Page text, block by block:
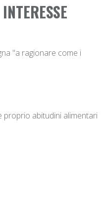
"a ragionare come i
proprio abitudini alimentari